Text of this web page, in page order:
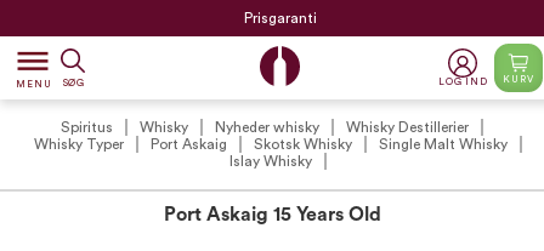
Prisgaranti
dehaze
MENU SØG LOG IND KURV
Spiritus Whisky Nyheder whisky
Whisky Destillerier
Whisky Typer
Port Askaig Skotsk Whisky
Single Malt Whisky
Islay Whisky
Port Askaig 15 Years Old